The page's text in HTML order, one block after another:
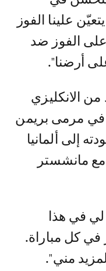
علينا الفوز
على الفوز ضد
أرضنا".
الانكليزي
مرمى بريمن
إلى ألمانيا
مع مانشستر
لي في هذا
في كل مباراة.
مني".